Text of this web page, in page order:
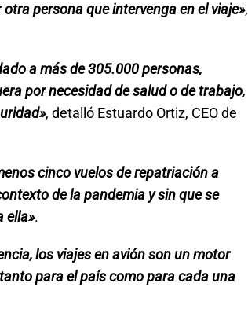
persona que intervenga en el viaje»,
a más de 305.000 personas,
por necesidad de salud o de trabajo,
, detalló Estuardo Ortiz, CEO de
cinco vuelos de repatriación a
de la pandemia y sin que se
ella».
los viajes en avión son un motor
para el país como para cada una